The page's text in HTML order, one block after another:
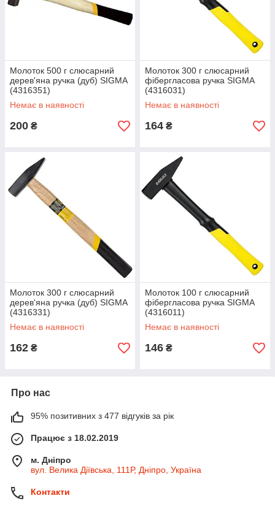
Молоток 500 г слюсарний
дерев'яна ручка (дуб) SIGMA
(4316351)
Немає в наявності
200 ₴
Молоток 300 г слюсарний
фібергласова ручка SIGMA
(4316031)
Немає в наявності
164 ₴
Молоток 300 г слюсарний
дерев'яна ручка (дуб) SIGMA
(4316331)
Немає в наявності
162 ₴
Молоток 100 г слюсарний
фібергласова ручка SIGMA
(4316011)
Немає в наявності
146 ₴
Про нас
95% позитивних з 477 відгуків за рік
Працює з 18.02.2019
м. Дніпро
вул. Велика Діївська, 111Р, Дніпро, Україна
Контакти